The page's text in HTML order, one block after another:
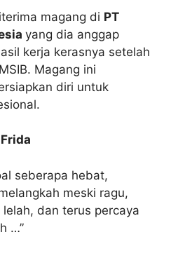
magang di PT
yang dia anggap
kerja kerasnya setelah
Magang ini
diri untuk
seberapa hebat,
meski ragu,
dan terus percaya
…”